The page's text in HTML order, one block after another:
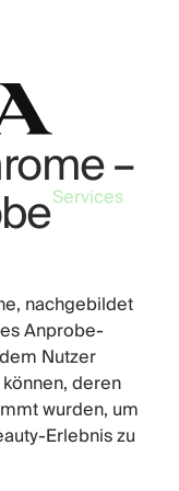
Services–
nachgebildet
Anprobe-
Nutzer
deren
wurden, um
Erlebnis zu